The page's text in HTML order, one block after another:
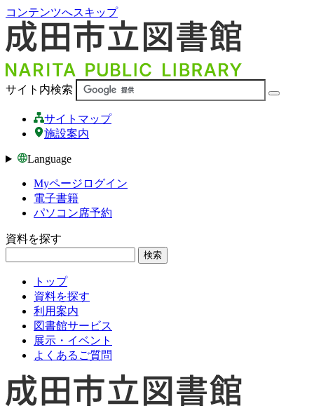
コンテンツへスキップ
サイト内検索
サイトマップ
施設案内
Language
Myページログイン
電子書籍
パソコン席予約
資料を探す
検索
トップ
資料を探す
利用案内
図書館サービス
展示・イベント
よくあるご質問